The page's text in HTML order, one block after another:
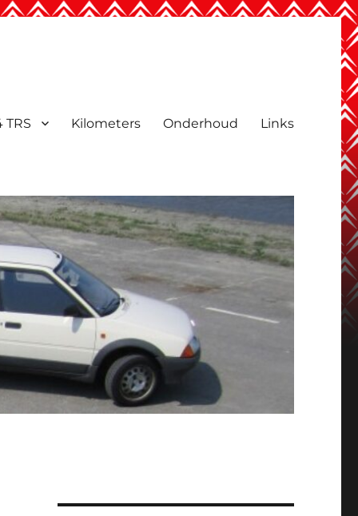
TRS Kilometers Onderhoud Links